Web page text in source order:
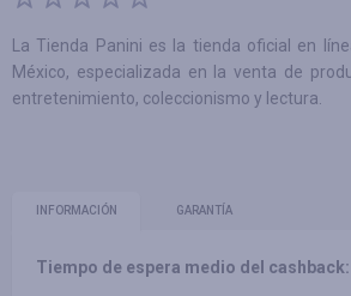
La Tienda Panini es la tienda oficial en
México, especializada en la venta de
entretenimiento, coleccionismo y lectura.
INFORMACIÓN GARANTÍA
Tiempo de espera medio del cashback: